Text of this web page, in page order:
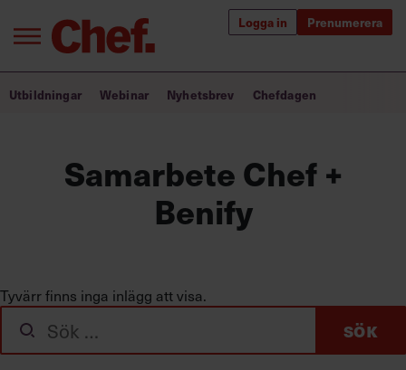
Logga in Prenumerera
Annonsera
Om oss
Bra ledare förändrar världen
Utbildning för ledare
Chefakademin+
Utbildningar Webinar Nyhetsbrev Chefdagen
Samarbete Chef +
Benify
Tyvärr finns inga inlägg att visa.
Sök
efter: